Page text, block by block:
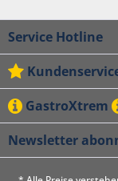
Service Hotline
GastroXtrem
Newsletter